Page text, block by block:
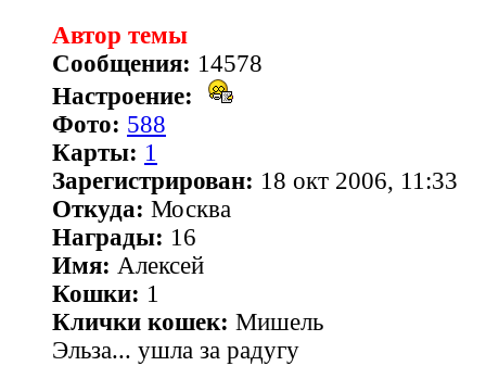
Автор темы
Сообщения: 14578
Настроение:
Фото: 588
Карты: 1
Зарегистрирован: 18 окт 2006, 11:33
Откуда: Москва
Награды: 16
Имя: Алексей
Кошки: 1
Клички кошек: Мишель
Эльза... ушла за радугу